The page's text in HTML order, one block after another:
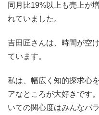
同月比19%以上も売上が
れていました。
吉田匠さんは、時間が空
ています。
私は、幅広く知的探求心
アなところが大好きです
いての関心度はみんなバ